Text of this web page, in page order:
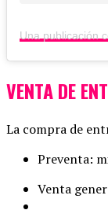
VENTA DE
La compra de
Preventa:
Venta